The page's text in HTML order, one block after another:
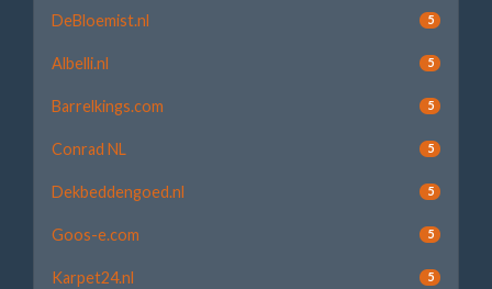
DeBloemist.nl 5
Albelli.nl 5
Barrelkings.com 5
Conrad NL 5
Dekbeddengoed.nl 5
Goos-e.com 5
Karpet24.nl 5